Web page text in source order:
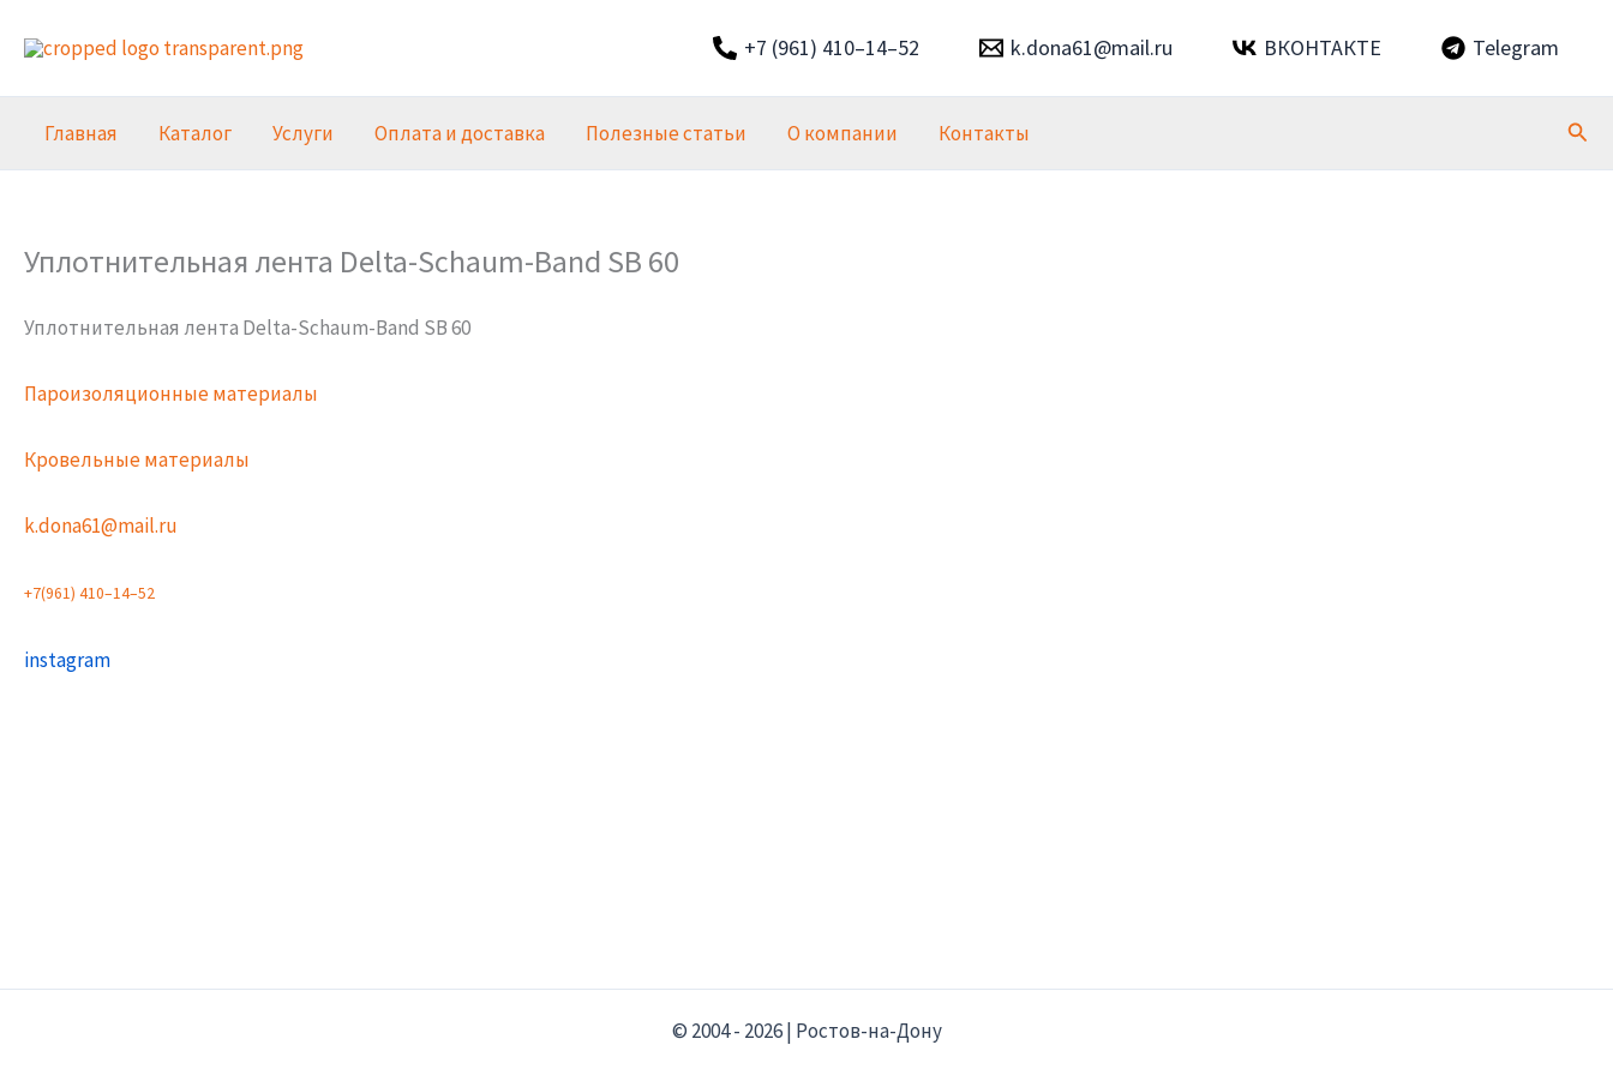
+7 (961) 410–14–52 k.dona61@mail.ru ВКОНТАКТЕ Telegram
Главная Каталог Услуги Оплата и доставка Полезные статьи О компании Контакты
Уплотнительная лента Delta-Schaum-Band SB 60
Уплотнительная лента Delta-Schaum-Band SB 60
Пароизоляционные материалы
Кровельные материалы
k.dona61@mail.ru
+7(961) 410–14–52
instagram
© 2004 - 2026 | Ростов-на-Дону